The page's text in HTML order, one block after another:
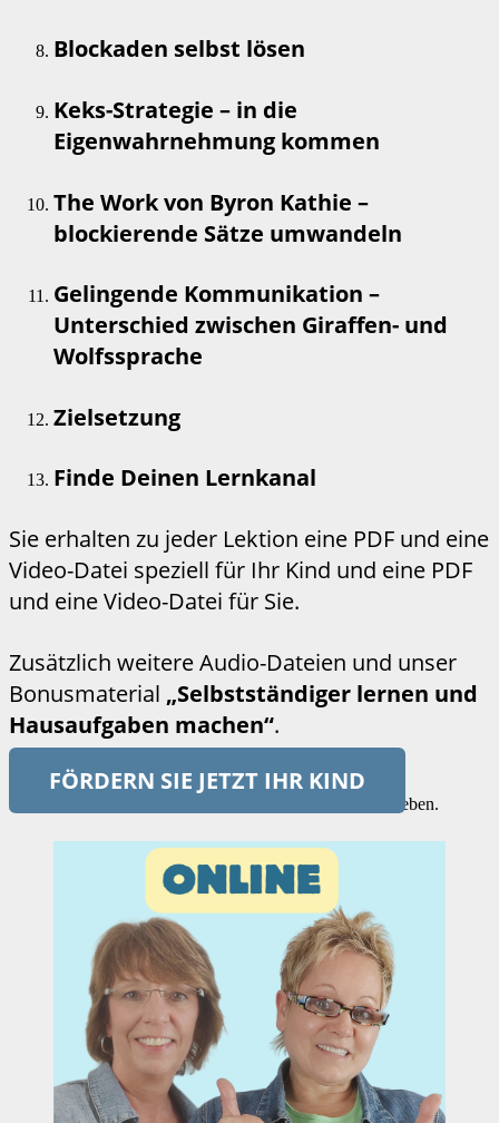
Blockaden selbst lösen
Keks-Strategie – in die
Eigenwahrnehmung kommen
The Work von Byron Kathie –
blockierende Sätze umwandeln
Gelingende Kommunikation –
Unterschied zwischen Giraffen- und
Wolfssprache
Zielsetzung
Finde Deinen Lernkanal
Sie erhalten zu jeder Lektion eine PDF und eine
Video-Datei speziell für Ihr Kind und eine PDF
und eine Video-Datei für Sie.
Zusätzlich weitere Audio-Dateien und unser
Bonusmaterial „Selbstständiger lernen und
Hausaufgaben machen“.
FÖRDERN SIE JETZT IHR KIND
Du musst sein, um einen Kommentar abzugeben.